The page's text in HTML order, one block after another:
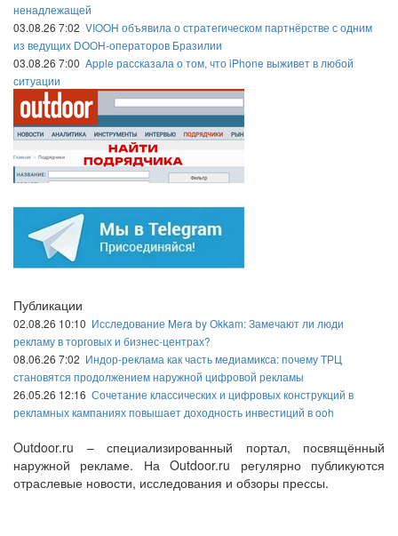
ненадлежащей
03.08.26 7:02 VIOOH объявила о стратегическом партнёрстве с одним
из ведущих DOOH-операторов Бразилии
03.08.26 7:00 Apple рассказала о том, что iPhone выживет в любой
ситуации
Публикации
02.08.26 10:10 Исследование Mera by Okkam: Замечают ли люди
рекламу в торговых и бизнес-центрах?
08.06.26 7:02 Индор-реклама как часть медиамикса: почему ТРЦ
становятся продолжением наружной цифровой рекламы
26.05.26 12:16 Сочетание классических и цифровых конструкций в
рекламных кампаниях повышает доходность инвестиций в ooh
Outdoor.ru – специализированный портал, посвящённый
наружной рекламе. На Outdoor.ru регулярно публикуются
отраслевые новости, исследования и обзоры прессы.